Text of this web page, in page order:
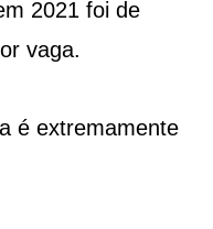
2021 foi de
vaga.
é extremamente